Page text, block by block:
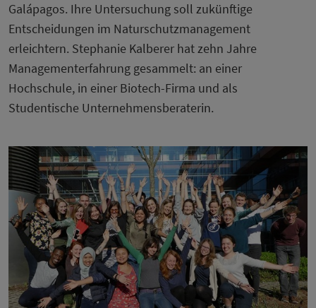
Galápagos. Ihre Untersuchung soll zukünftige
Entscheidungen im Naturschutzmanagement
erleichtern. Stephanie Kalberer hat zehn Jahre
Managementerfahrung gesammelt: an einer
Hochschule, in einer Biotech-Firma und als
Studentische Unternehmensberaterin.